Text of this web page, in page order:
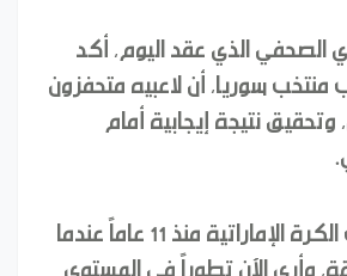
الصحفي الذي عقد اليوم، أكد
منتخب سوريا، أن لاعبيه متحفزون
نتيجة إيجابية أمام
وقال تيتا: «أعرف الكرة الإماراتية منذ 11 عاماً عندما
وأرى الآن تطوراً في المستوى